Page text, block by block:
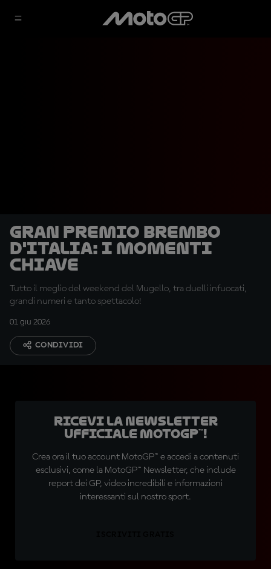
Gran Premio Brembo
d'Italia: i momenti
chiave
Tutto il meglio del weekend del Mugello, tra duelli infuocati,
grandi numeri e tanto spettacolo!
01 giu 2026
CONDIVIDI
Ricevi la newsletter
ufficiale MotoGP™!
Crea ora il tuo account MotoGP™ e accedi a contenuti
esclusivi, come la MotoGP™ Newsletter, che include
report dei GP, video incredibili e informazioni
interessanti sul nostro sport.